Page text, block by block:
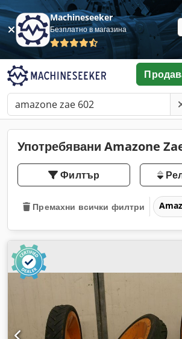
Machineseeker
Безплатно в магазина
Употребявани Amazone
Филтър
Премахни всички филтри